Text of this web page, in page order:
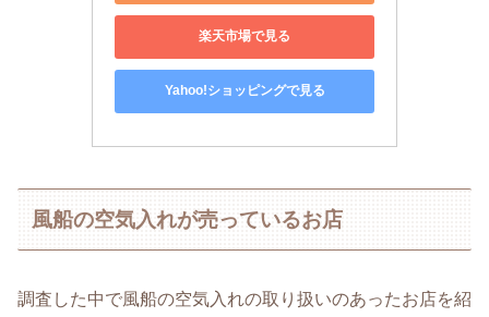
楽天市場で見る
Yahoo!ショッピングで見る
風船の空気入れが売っているお店
調査した中で風船の空気入れの取り扱いのあったお店を紹